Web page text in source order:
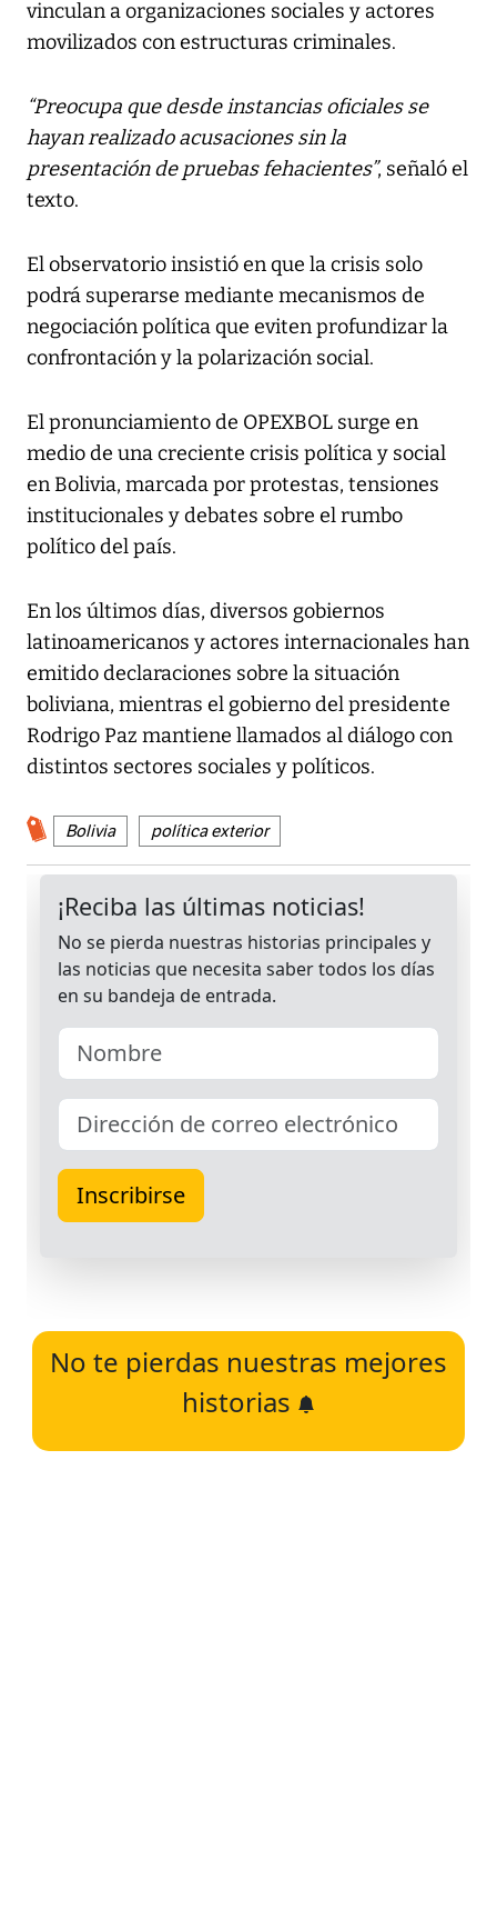
vinculan a organizaciones sociales y actores
movilizados con estructuras criminales.
“Preocupa que desde instancias oficiales se
hayan realizado acusaciones sin la
presentación de pruebas fehacientes”, señaló el
texto.
El observatorio insistió en que la crisis solo
podrá superarse mediante mecanismos de
negociación política que eviten profundizar la
confrontación y la polarización social.
El pronunciamiento de OPEXBOL surge en
medio de una creciente crisis política y social
en Bolivia, marcada por protestas, tensiones
institucionales y debates sobre el rumbo
político del país.
En los últimos días, diversos gobiernos
latinoamericanos y actores internacionales han
emitido declaraciones sobre la situación
boliviana, mientras el gobierno del presidente
Rodrigo Paz mantiene llamados al diálogo con
distintos sectores sociales y políticos.
Bolivia política exterior
No te pierdas nuestras mejores
historias